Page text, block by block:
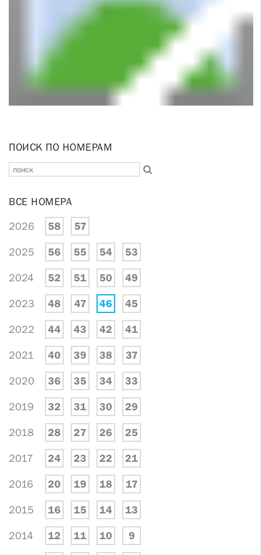
ПОИСК ПО НОМЕРАМ
ВСЕ НОМЕРА
2026 58 57
2025 56 55 54 53
2024 52 51 50 49
2023 48 47 46 45
2022 44 43 42 41
2021 40 39 38 37
2020 36 35 34 33
2019 32 31 30 29
2018 28 27 26 25
2017 24 23 22 21
2016 20 19 18 17
2015 16 15 14 13
2014 12 11 10 9